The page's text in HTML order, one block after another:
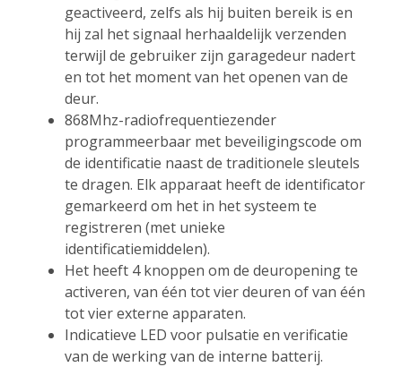
geactiveerd, zelfs als hij buiten bereik is en
hij zal het signaal herhaaldelijk verzenden
terwijl de gebruiker zijn garagedeur nadert
en tot het moment van het openen van de
deur.
868Mhz-radiofrequentiezender
programmeerbaar met beveiligingscode om
de identificatie naast de traditionele sleutels
te dragen. Elk apparaat heeft de identificator
gemarkeerd om het in het systeem te
registreren (met unieke
identificatiemiddelen).
Het heeft 4 knoppen om de deuropening te
activeren, van één tot vier deuren of van één
tot vier externe apparaten.
Indicatieve LED voor pulsatie en verificatie
van de werking van de interne batterij.